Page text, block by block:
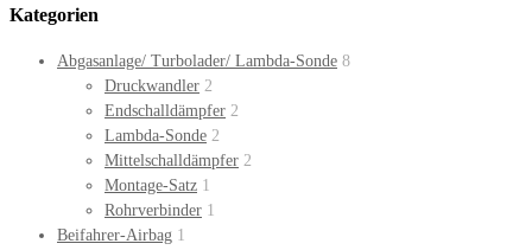
Kategorien
Abgasanlage/ Turbolader/ Lambda-Sonde 8
Druckwandler 2
Endschalldämpfer 2
Lambda-Sonde 2
Mittelschalldämpfer 2
Montage-Satz 1
Rohrverbinder 1
Beifahrer-Airbag 1